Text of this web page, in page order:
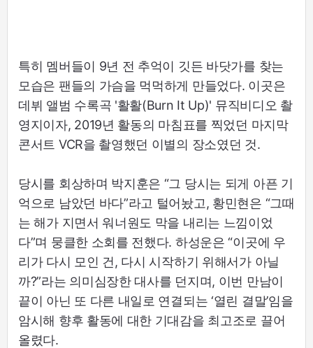
특히 멤버들이 9년 전 추억이 깃든 바닷가를 찾는
모습은 팬들의 가슴을 먹먹하게 만들었다. 이곳은
데뷔 앨범 수록곡 '활활(Burn It Up)' 뮤직비디오 촬
영지이자, 2019년 활동의 마침표를 찍었던 마지막
콘서트 VCR을 촬영했던 이별의 장소였던 것.
당시를 회상하며 박지훈은 “그 당시는 되게 아픈 기
억으로 남았던 바다”라고 털어놨고, 황민현은 “그때
는 해가 지면서 워너원도 막을 내리는 느낌이었
다”며 뭉클한 소회를 전했다. 하성운은 “이곳에 우
리가 다시 모인 건, 다시 시작하기 위해서가 아닐
까?”라는 의미심장한 대사를 던지며, 이번 만남이
끝이 아닌 또 다른 내일로 연결되는 ‘열린 결말’임을
암시해 향후 활동에 대한 기대감을 최고조로 끌어
올렸다.